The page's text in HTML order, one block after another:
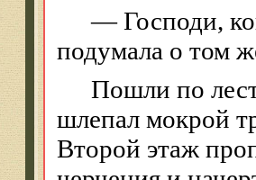
— Господи,
подумала о том
Пошли по
шлепал мокрой
Второй этаж